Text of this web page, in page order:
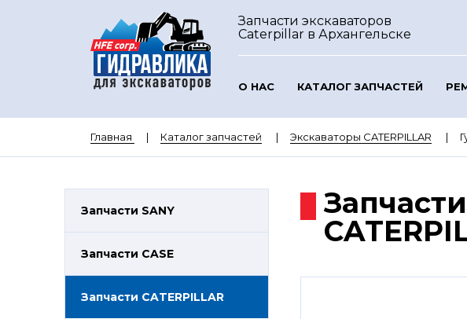
Запчасти экскаваторов
Caterpillar в Архангельске
О НАС КАТАЛОГ ЗАПЧАСТЕЙ
Главная Каталог запчастей Экскаваторы CATERPILLAR
Запчасти SANY
Запчасти CASE
Запчасти CATERPILLAR